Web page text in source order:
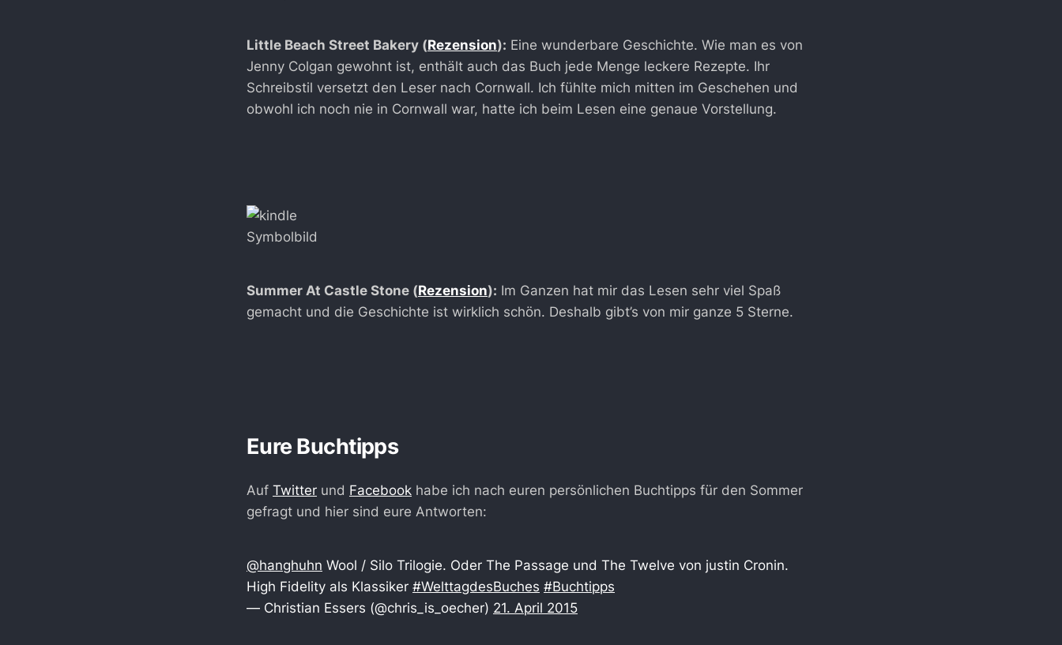
Little Beach Street Bakery (Rezension): Eine wunderbare Geschichte. Wie man es von
Jenny Colgan gewohnt ist, enthält auch das Buch jede Menge leckere Rezepte. Ihr
Schreibstil versetzt den Leser nach Cornwall. Ich fühlte mich mitten im Geschehen und
obwohl ich noch nie in Cornwall war, hatte ich beim Lesen eine genaue Vorstellung.
Symbolbild
Summer At Castle Stone (Rezension): Im Ganzen hat mir das Lesen sehr viel Spaß
gemacht und die Geschichte ist wirklich schön. Deshalb gibt’s von mir ganze 5 Sterne.
Eure Buchtipps
Auf Twitter und Facebook habe ich nach euren persönlichen Buchtipps für den Sommer
gefragt und hier sind eure Antworten:
@hanghuhn Wool / Silo Trilogie. Oder The Passage und The Twelve von justin Cronin.
High Fidelity als Klassiker #WelttagdesBuches #Buchtipps
— Christian Essers (@chris_is_oecher) 21. April 2015